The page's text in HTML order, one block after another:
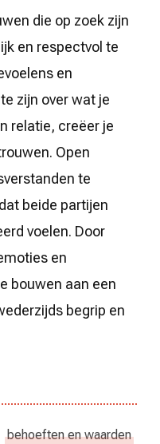
die op zoek zijn
en respectvol te
en
zijn over wat je
relatie, creëer je
Open
te
beide partijen
voelen. Door
en
bouwen aan een
begrip en
behoeften en waarden